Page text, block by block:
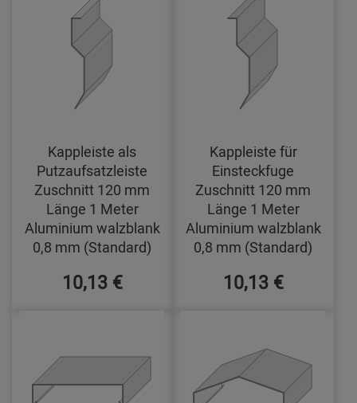
Kappleiste als
Putzaufsatzleiste
Zuschnitt 120 mm
Länge 1 Meter
Aluminium walzblank
0,8 mm (Standard)
10,13 €
Kappleiste für
Einsteckfuge
Zuschnitt 120 mm
Länge 1 Meter
Aluminium walzblank
0,8 mm (Standard)
10,13 €